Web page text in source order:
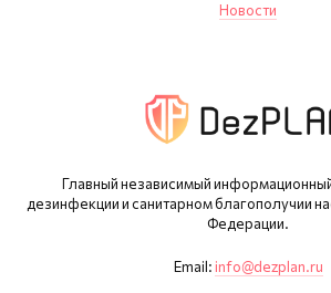
Главный независимый
дезинфекции и санитарном благополучии
Федерации.
Email: info@dezplan.ru
Новости